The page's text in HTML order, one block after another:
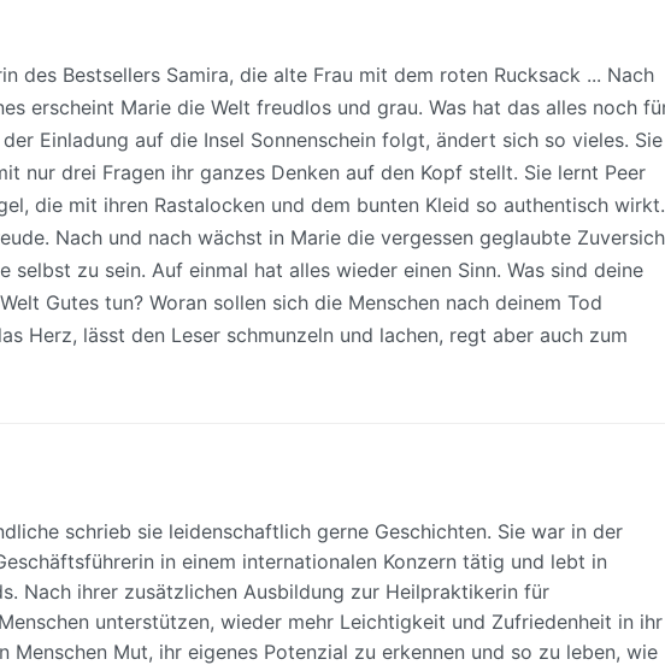
des Bestsellers Samira, die alte Frau mit dem roten Rucksack ... Nach
erscheint Marie die Welt freudlos und grau. Was hat das alles noch
Einladung auf die Insel Sonnenschein folgt, ändert sich so vieles. Sie
nur drei Fragen ihr ganzes Denken auf den Kopf stellt. Sie lernt Peer
die mit ihren Rastalocken und dem bunten Kleid so authentisch wirkt.
Nach und nach wächst in Marie die vergessen geglaubte
selbst zu sein. Auf einmal hat alles wieder einen Sinn. Was sind deine
Gutes tun? Woran sollen sich die Menschen nach deinem Tod
Herz, lässt den Leser schmunzeln und lachen, regt aber auch zum
schrieb sie leidenschaftlich gerne Geschichten. Sie war in der
in einem internationalen Konzern tätig und lebt in
Nach ihrer zusätzlichen Ausbildung zur Heilpraktikerin für
unterstützen, wieder mehr Leichtigkeit und Zufriedenheit in ihr
Menschen Mut, ihr eigenes Potenzial zu erkennen und so zu leben, wie